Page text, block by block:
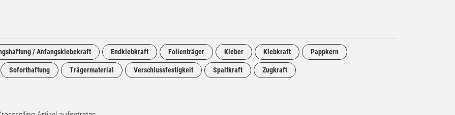
/ Anfangsklebekraft Endklebkraft Folienträger Kleber Klebkraft Pappkern
Soforthaftung Trägermaterial Verschlussfestigkeit Spaltkraft Zugkraft